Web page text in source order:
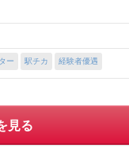
ー 駅チカ 経験者優遇
見る